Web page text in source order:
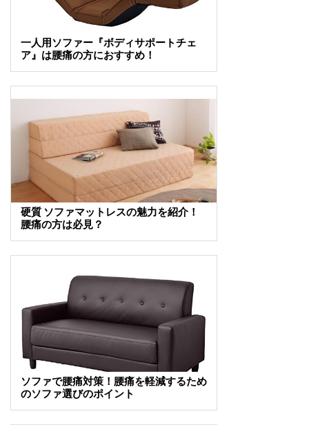
一人用ソファー『ボディサポートチェ
ア』は腰痛の方におすすめ！
硬質 ソファマットレスの魅力を紹介！
腰痛の方は必見？
ソファで腰痛対策！腰痛を軽減するため
のソファ選びのポイント